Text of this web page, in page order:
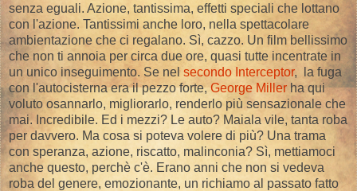
senza eguali. Azione, tantissima, effetti speciali che lottano
con l'azione. Tantissimi anche loro, nella spettacolare
ambientazione che ci regalano. Sì, cazzo. Un film bellissimo
che non ti annoia per circa due ore, quasi tutte incentrate in
un unico inseguimento. Se nel secondo Interceptor, la fuga
con l'autocisterna era il pezzo forte,George Miller ha qui
voluto osannarlo, migliorarlo, renderlo più sensazionale che
mai. Incredibile. Ed i mezzi? Le auto? Maiala vile, tanta roba
per davvero. Ma cosa si poteva volere di più? Una trama
con speranza, azione, riscatto, malinconia? Sì, mettiamoci
anche questo, perchè c'è. Erano anni che non si vedeva
roba del genere, emozionante, un richiamo al passato fatto